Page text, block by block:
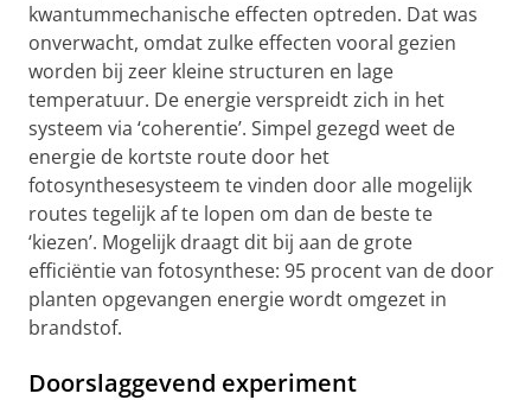
kwantummechanische effecten optreden. Dat was
onverwacht, omdat zulke effecten vooral gezien
worden bij zeer kleine structuren en lage
temperatuur. De energie verspreidt zich in het
systeem via ‘coherentie’. Simpel gezegd weet de
energie de kortste route door het
fotosynthesesysteem te vinden door alle mogelijk
routes tegelijk af te lopen om dan de beste te
‘kiezen’. Mogelijk draagt dit bij aan de grote
efficiëntie van fotosynthese: 95 procent van de door
planten opgevangen energie wordt omgezet in
brandstof.
Doorslaggevend experiment